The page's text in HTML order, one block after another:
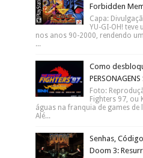
Forbidden
Capa:
YU-GI-OH!
nos anos 90-2000, rendendo
...
Como
Foto:
Fighters 97, ou
águas na franquia de games de
Alé...
Senhas,
Doom 3: